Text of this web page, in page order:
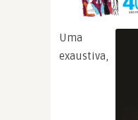
Uma
exaustiva,